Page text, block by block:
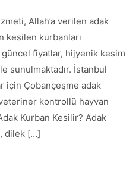
Allah’a verilen adak
kesilen kurbanları
güncel fiyatlar, hijyenik kesim
sunulmaktadır. İstanbul
için Çobançeşme adak
kontrollü hayvan
Kurban Kesilir? Adak
dilek […]